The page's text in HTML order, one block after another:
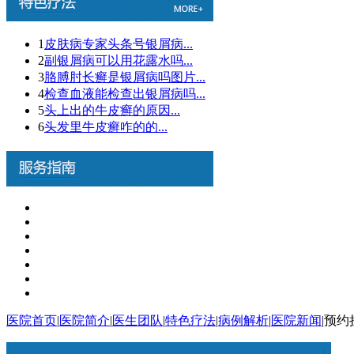
1 皮肤病专家头条号银屑病...
2副银屑病可以用花露水吗...
3胳膊肘长癣是银屑病吗图片...
4检查血液能检查出银屑病吗...
5头上出的牛皮癣的原因...
6头发里牛皮癣咋的的...
医院首页|医院简介|医生团队|特色疗法|病例解析|医院新闻|预约